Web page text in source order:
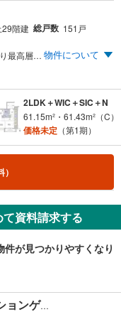
29階建 総戸数 151戸
大阪城公園を望む地上29階建。「森ノ宮」駅最寄り最高層タワープロジェクト※1 ※1「シエリアタワー森ノ宮中央」は、1995年以降、「森ノ宮」駅（JR環状線、Osaka Metro中央線・長堀鶴見緑地線）を最寄りとする新築分譲マンションにおいて、『最高層』となります。（2026年4月MRC調べ） 物件について
2LDK＋WIC＋SIC＋N
61.15m²・61.43m²（C）
価格未定 （第1期）
）
資料請求する
が見つかりやすくなり
ソルティア天王寺舟橋ステーションゲート